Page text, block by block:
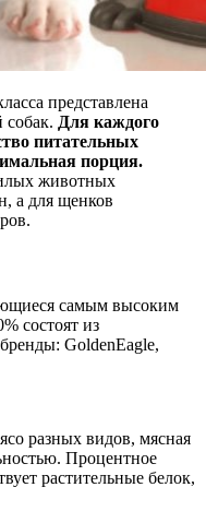
представлена
собак. Для каждого
питательных
порция.
животных
а для щенков
самым высоким
состоят из
GoldenEagle,
разных видов, мясная
Процентное
растительные белок,